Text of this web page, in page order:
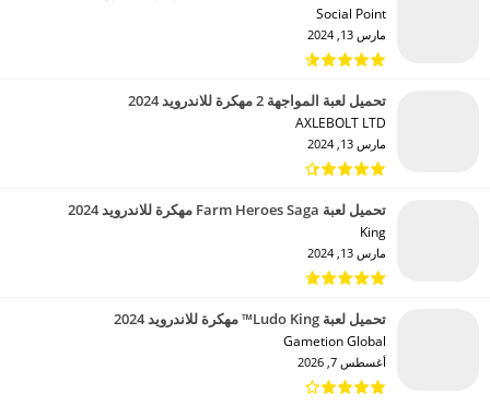
Social Point‏
مارس 13, 2024
تحميل لعبة المواجهة 2 مهكرة للاندرويد 2024
AXLEBOLT LTD‏
مارس 13, 2024
تحميل لعبة Farm Heroes Saga مهكرة للاندرويد 2024
King‏
مارس 13, 2024
تحميل لعبة Ludo King™ مهكرة للاندرويد 2024
Gametion Global‏
أغسطس 7, 2026